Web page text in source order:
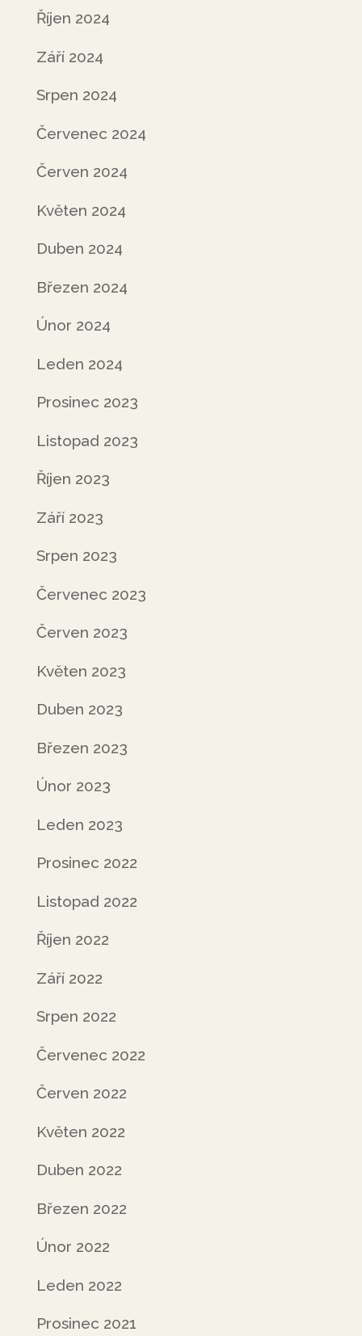
Říjen 2024
Září 2024
Srpen 2024
Červenec 2024
Červen 2024
Květen 2024
Duben 2024
Březen 2024
Únor 2024
Leden 2024
Prosinec 2023
Listopad 2023
Říjen 2023
Září 2023
Srpen 2023
Červenec 2023
Červen 2023
Květen 2023
Duben 2023
Březen 2023
Únor 2023
Leden 2023
Prosinec 2022
Listopad 2022
Říjen 2022
Září 2022
Srpen 2022
Červenec 2022
Červen 2022
Květen 2022
Duben 2022
Březen 2022
Únor 2022
Leden 2022
Prosinec 2021